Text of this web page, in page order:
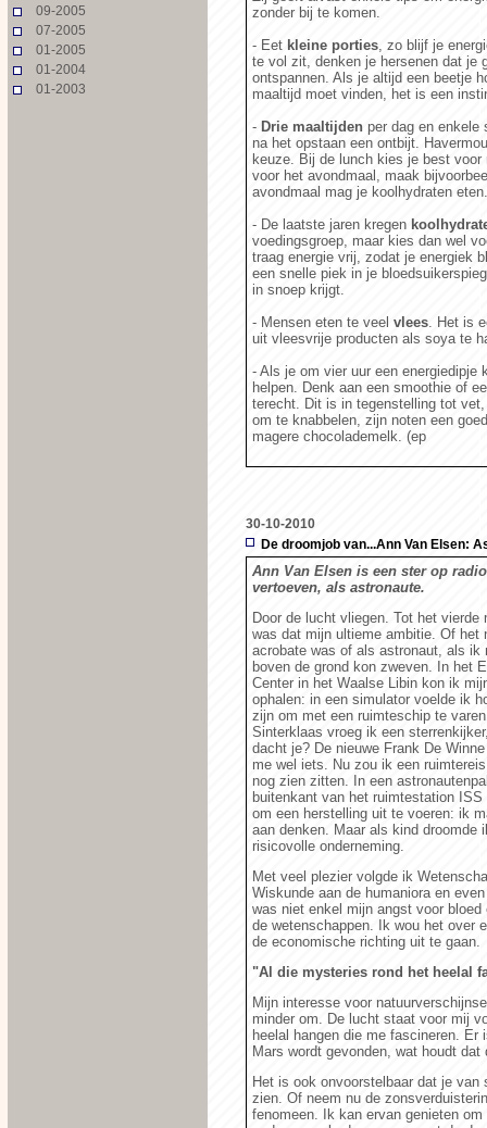
09-2005
07-2005
01-2005
01-2004
01-2003
zonder bij te komen.
- Eet kleine porties , zo blijf je
te vol zit, denken je hersenen dat je
ontspannen. Als je altijd een beetje
maaltijd moet vinden, het is een
- Drie maaltijden per dag en
na het opstaan een ontbijt.
keuze. Bij de lunch kies je best
voor het avondmaal, maak
avondmaal mag je koolhydraten eten.
- De laatste jaren kregen
voedingsgroep, maar kies dan wel
traag energie vrij, zodat je energiek
een snelle piek in je
in snoep krijgt.
- Mensen eten te veel vlees . Het is
uit vleesvrije producten als soya te
- Als je om vier uur een
helpen. Denk aan een smoothie of
terecht. Dit is in tegenstelling tot
om te knabbelen, zijn noten een
magere chocolademelk. (ep
30-10-2010
De droomjob van...Ann Van Elsen:
Ann Van Elsen is een ster op
vertoeven, als astronaute.
Door de lucht vliegen. Tot het vierde
was dat mijn ultieme ambitie. Of het
acrobate was of als astronaut, als ik
boven de grond kon zweven. In het
Center in het Waalse Libin kon ik
ophalen: in een simulator voelde ik
zijn om met een ruimteschip te
Sinterklaas vroeg ik een
dacht je? De nieuwe Frank De
me wel iets. Nu zou ik een
nog zien zitten. In een
buitenkant van het ruimtestation ISS
om een herstelling uit te voeren: ik
aan denken. Maar als kind droomde
risicovolle onderneming.
Met veel plezier volgde ik
Wiskunde aan de humaniora en
was niet enkel mijn angst voor
de wetenschappen. Ik wou het over
de economische richting uit te gaan.
"Al die mysteries rond het heelal
Mijn interesse voor
minder om. De lucht staat voor mij
heelal hangen die me fascineren.
Mars wordt gevonden, wat houdt dat
Het is ook onvoorstelbaar dat je
zien. Of neem nu de
fenomeen. Ik kan ervan genieten